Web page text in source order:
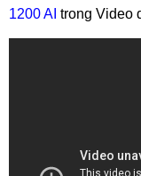
1200 AI trong Video